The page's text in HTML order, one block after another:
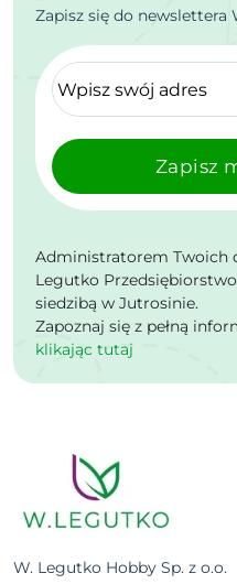
Zapisz się do newslettera
Zapisz
Administratorem Twoich
Legutko
siedzibą w Jutrosinie.
Zapoznaj się z pełną
klikając tutaj
W. Legutko Hobby Sp. z o.o.